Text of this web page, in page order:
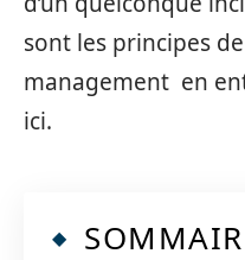
sont les principes
management en
ici.